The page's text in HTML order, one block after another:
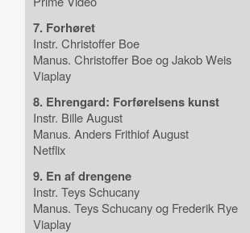
7. Forhøret
Instr. Christoffer Boe
Manus. Christoffer Boe og Jakob Weis
Viaplay
8. Ehrengard: Forførelsens kunst
Instr. Bille August
Manus. Anders Frithiof August
Netflix
9. En af drengene
Instr. Teys Schucany
Manus. Teys Schucany og Frederik Rye
Viaplay